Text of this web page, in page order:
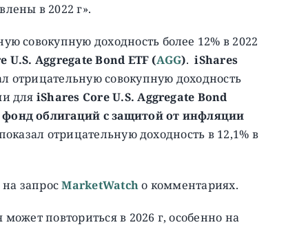
в 2022 г».
совокупную доходность более 12% в 2022
U.S. Aggregate Bond ETF (AGG).iShares
отрицательную совокупную доходность
для iShares Core U.S. Aggregate Bond
облигаций с защитой от инфляции
отрицательную доходность в 12,1% в
на запросMarketWatchо комментариях.
повториться в 2026 г, особенно на